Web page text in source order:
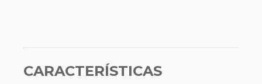
CARACTERÍSTICAS